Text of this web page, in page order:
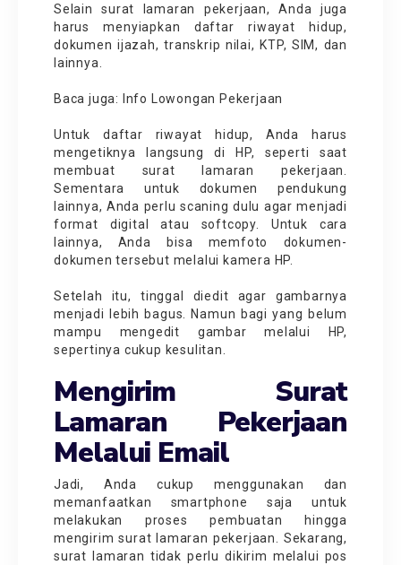
Selain surat lamaran pekerjaan, Anda juga
harus menyiapkan daftar riwayat hidup,
dokumen ijazah, transkrip nilai, KTP, SIM, dan
lainnya.
Baca juga: Info Lowongan Pekerjaan
Untuk daftar riwayat hidup, Anda harus
mengetiknya langsung di HP, seperti saat
membuat surat lamaran pekerjaan.
Sementara untuk dokumen pendukung
lainnya, Anda perlu scaning dulu agar menjadi
format digital atau softcopy. Untuk cara
lainnya, Anda bisa memfoto dokumen-
dokumen tersebut melalui kamera HP.
Setelah itu, tinggal diedit agar gambarnya
menjadi lebih bagus. Namun bagi yang belum
mampu mengedit gambar melalui HP,
sepertinya cukup kesulitan.
Mengirim Surat
Lamaran Pekerjaan
Melalui Email
Jadi, Anda cukup menggunakan dan
memanfaatkan smartphone saja untuk
melakukan proses pembuatan hingga
mengirim surat lamaran pekerjaan. Sekarang,
surat lamaran tidak perlu dikirim melalui pos